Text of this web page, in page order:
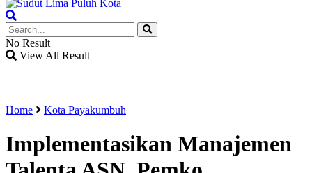
No Result
View All Result
Home Kota Payakumbuh
Implementasikan Manajemen